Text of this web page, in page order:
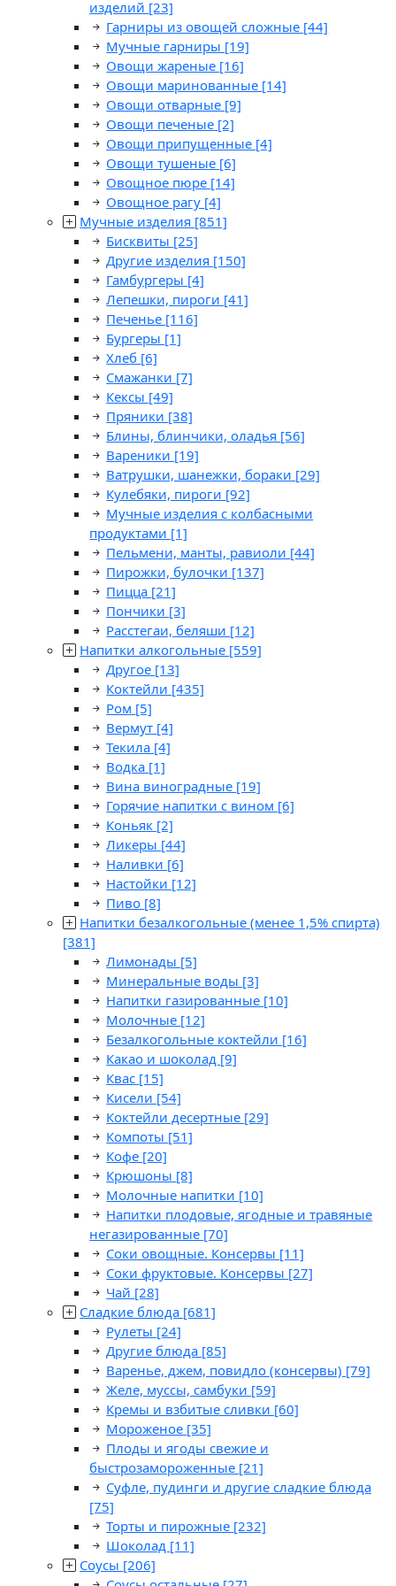
изделий [23]
Гарниры из овощей сложные [44]
Мучные гарниры [19]
Овощи жареные [16]
Овощи маринованные [14]
Овощи отварные [9]
Овощи печеные [2]
Овощи припущенные [4]
Овощи тушеные [6]
Овощное пюре [14]
Овощное рагу [4]
Мучные изделия [851]
Бисквиты [25]
Другие изделия [150]
Гамбургеры [4]
Лепешки, пироги [41]
Печенье [116]
Бургеры [1]
Хлеб [6]
Смажанки [7]
Кексы [49]
Пряники [38]
Блины, блинчики, оладья [56]
Вареники [19]
Ватрушки, шанежки, бораки [29]
Кулебяки, пироги [92]
Мучные изделия с колбасными
продуктами [1]
Пельмени, манты, равиоли [44]
Пирожки, булочки [137]
Пицца [21]
Пончики [3]
Расстегаи, беляши [12]
Напитки алкогольные [559]
Другое [13]
Коктейли [435]
Ром [5]
Вермут [4]
Текила [4]
Водка [1]
Вина виноградные [19]
Горячие напитки с вином [6]
Коньяк [2]
Ликеры [44]
Наливки [6]
Настойки [12]
Пиво [8]
Напитки безалкогольные (менее 1,5% спирта)
[381]
Лимонады [5]
Минеральные воды [3]
Напитки газированные [10]
Молочные [12]
Безалкогольные коктейли [16]
Какао и шоколад [9]
Квас [15]
Кисели [54]
Коктейли десертные [29]
Компоты [51]
Кофе [20]
Крюшоны [8]
Молочные напитки [10]
Напитки плодовые, ягодные и травяные
негазированные [70]
Соки овощные. Консервы [11]
Соки фруктовые. Консервы [27]
Чай [28]
Сладкие блюда [681]
Рулеты [24]
Другие блюда [85]
Варенье, джем, повидло (консервы) [79]
Желе, муссы, самбуки [59]
Кремы и взбитые сливки [60]
Мороженое [35]
Плоды и ягоды свежие и
быстрозамороженные [21]
Суфле, пудинги и другие сладкие блюда
[75]
Торты и пирожные [232]
Шоколад [11]
Соусы [206]